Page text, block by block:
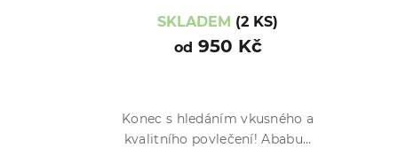
SKLADEM (2 KS)
od 950 Kč
Konec s hledáním vkusného a
kvalitního povlečení! Ababu...